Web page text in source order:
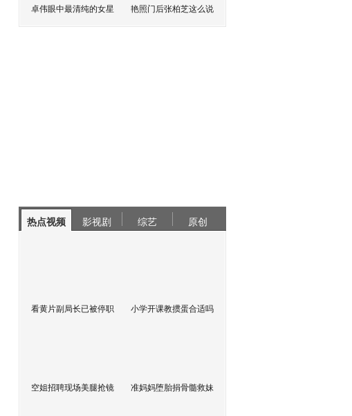
卓伟眼中最清纯的女星 艳照门后张柏芝这么说
热点视频 影视剧 综艺 原创
看黄片副局长已被停职 小学开课教掼蛋合适吗
空姐招聘现场美腿抢镜 准妈妈堕胎捐骨髓救妹